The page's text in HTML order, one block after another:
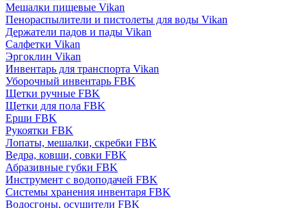
Мешалки пищевые Vikan
Пенораспылители и пистолеты для воды Vikan
Держатели падов и пады Vikan
Салфетки Vikan
Эргоклин Vikan
Инвентарь для транспорта Vikan
Уборочный инвентарь FBK
Щетки ручные FBK
Щетки для пола FBK
Ерши FBK
Рукоятки FBK
Лопаты, мешалки, скребки FBK
Ведра, ковши, совки FBK
Абразивные губки FBK
Инструмент с водоподачей FBK
Системы хранения инвентаря FBK
Водосгоны, осушители FBK